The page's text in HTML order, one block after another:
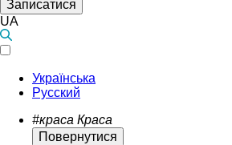
Записатися
UA
Українська
Русский
#краса Краса
Повернутися